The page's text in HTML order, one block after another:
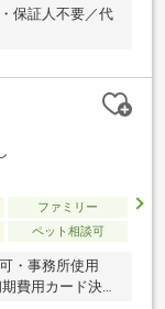
保証人不要／代
ファミリー
ペット相談可
・事務所使用
費用カード決済